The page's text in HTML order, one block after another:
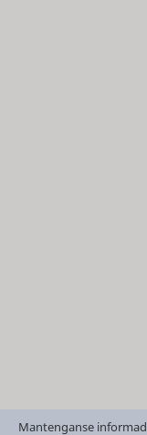
Mantenganse